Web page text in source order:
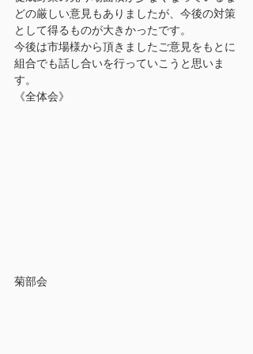
どの厳しい意見もありましたが、今後の対策
として得るものが大きかったです。
今後は市場様から頂きましたご意見をもとに
組合でも話し合いを行っていこうと思いま
す。
《全体会》
菊部会